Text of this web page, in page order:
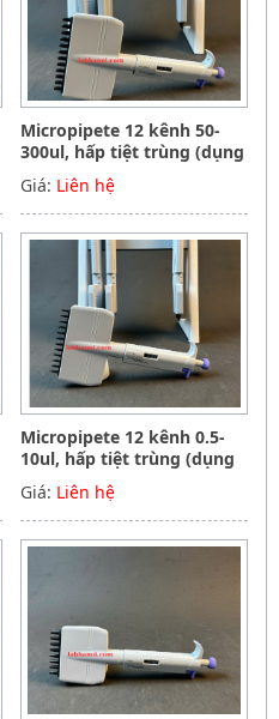
Micropipete 12 kênh 50-
300ul, hấp tiệt trùng (dụng
cụ hút mẫu, chất lỏng),
Hãng Phoenix instrument
Germany
Giá: Liên hệ
Micropipete 12 kênh 0.5-
10ul, hấp tiệt trùng (dụng
cụ hút mẫu, chất lỏng),
Hãng Phoenix instrument
Germany
Giá: Liên hệ